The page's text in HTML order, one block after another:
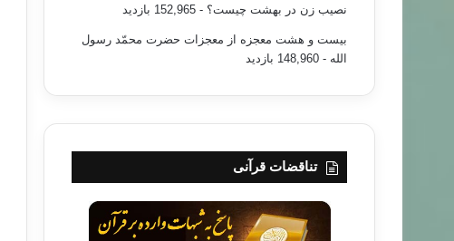
نصیب زن در بهشت چیست؟ - 152,965 بازدید
بیست و هشت معجزه از معجزات حضرت محمّد رسول
الله - 148,960 بازدید
تناقضات قرآنی